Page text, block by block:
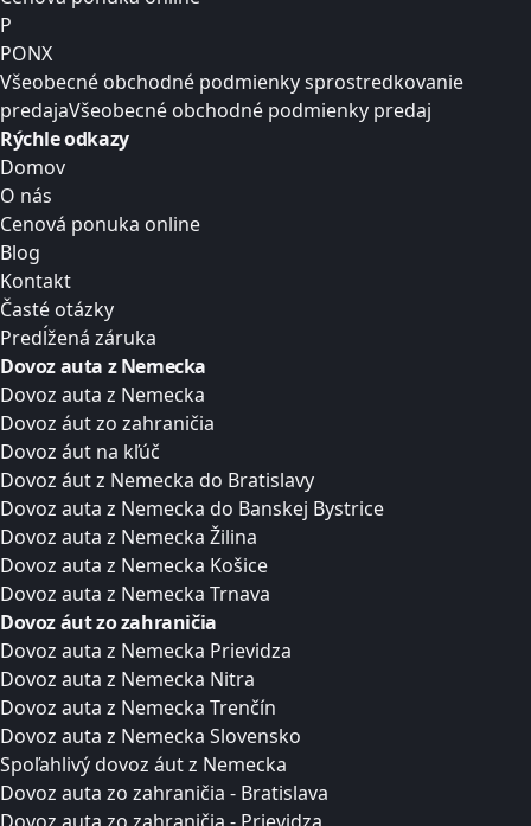
P
PONX
Všeobecné obchodné podmienky sprostredkovanie
predajaVšeobecné obchodné podmienky predaj
Rýchle odkazy
Domov
O nás
Cenová ponuka online
Blog
Kontakt
Časté otázky
Predĺžená záruka
Dovoz auta z Nemecka
Dovoz auta z Nemecka
Dovoz áut zo zahraničia
Dovoz áut na kľúč
Dovoz áut z Nemecka do Bratislavy
Dovoz auta z Nemecka do Banskej Bystrice
Dovoz auta z Nemecka Žilina
Dovoz auta z Nemecka Košice
Dovoz auta z Nemecka Trnava
Dovoz áut zo zahraničia
Dovoz auta z Nemecka Prievidza
Dovoz auta z Nemecka Nitra
Dovoz auta z Nemecka Trenčín
Dovoz auta z Nemecka Slovensko
Spoľahlivý dovoz áut z Nemecka
Dovoz auta zo zahraničia - Bratislava